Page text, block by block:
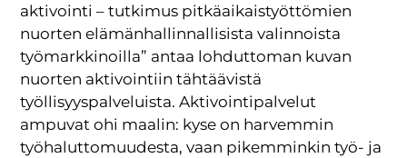
aktivointi – tutkimus pitkäaikaistyöttömien
nuorten elämänhallinnallisista valinnoista
työmarkkinoilla” antaa lohduttoman kuvan
nuorten aktivointiin tähtäävistä
työllisyyspalveluista. Aktivointipalvelut
ampuvat ohi maalin: kyse on harvemmin
työhaluttomuudesta, vaan pikemminkin työ- ja